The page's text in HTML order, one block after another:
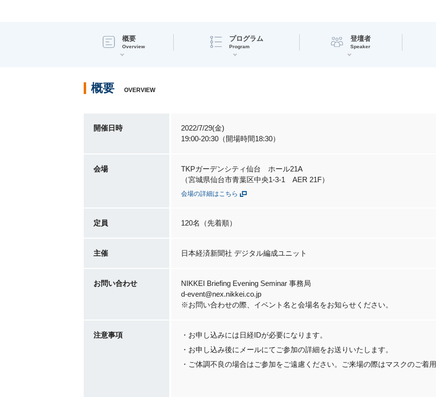
概要
Overview
プログラム
Program
登壇者
Speaker
概要 OVERVIEW
開催日時
2022/7/29(金)
19:00-20:30（開場時間18:30）
会場
TKPガーデンシティ仙台 ホール21A
（宮城県仙台市青葉区中央1-3-1 AER 21F）
会場の詳細はこちら
定員 120名（先着順）
主催 日本経済新聞社 デジタル編成ユニット
お問い合わせ
NIKKEI Briefing Evening Seminar 事務局
d-event@nex.nikkei.co.jp
※お問い合わせの際、イベント名と会場名をお知らせください。
注意事項
・お申し込みには日経IDが必要になります。
・お申し込み後にメールにてご参加の詳細をお送りいたします。
・ご体調不良の場合はご参加をご遠慮ください。ご来場の際はマスクのご着